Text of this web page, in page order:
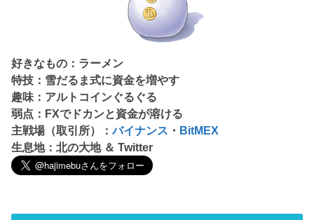
好きなもの：ラーメン
特技：雪だるま式に資金を増やす
趣味：アルトコインぐるぐる
弱点：FXでドカンと資金が溶ける
主戦場（取引所）：バイナンス ・ BitMEX
生息地：北の大地 ＆ Twitter